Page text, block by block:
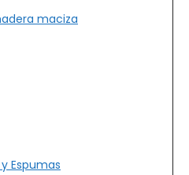
maciza
Espumas